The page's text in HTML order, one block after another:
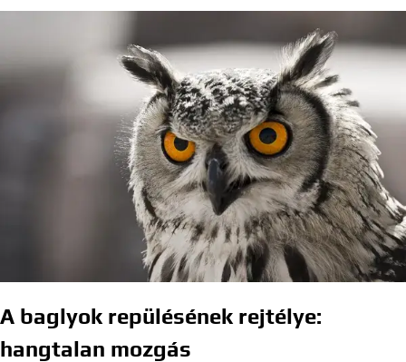
A baglyok repülésének rejtélye:
hangtalan mozgás